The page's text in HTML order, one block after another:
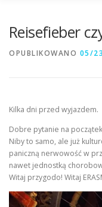
GALERIA
Reisefieber
OPUBLIKOWANO 05/
Kilka dni przed wyjazdem.
Dobre pytanie na
Niby to samo, ale już
paniczną nerwowość w
nawet jednostką
Witaj przygodo! Witaj